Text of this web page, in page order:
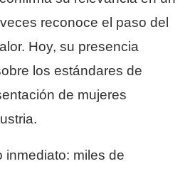
reconoce el paso del
Hoy, su presencia
los estándares de
de mujeres
inmediato: miles de